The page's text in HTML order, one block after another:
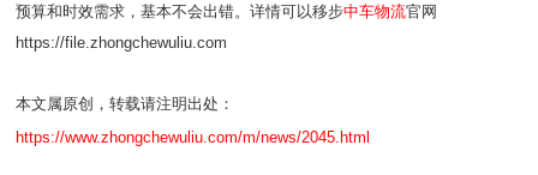
预算和时效需求，基本不会出错。详情可以移步中车物流官网
https://file.zhongchewuliu.com
本文属原创，转载请注明出处：
https://www.zhongchewuliu.com/m/news/2045.html